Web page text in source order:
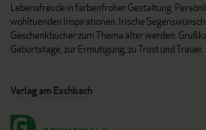
Lebensfreude in farbenfroher Gestaltung:
wohltuenden Inspirationen. Irische
Geschenkbücher zum Thema älter werden.
Geburtstage, zur Ermutigung, zu Trost und Trauer.
Verlag am Eschbach